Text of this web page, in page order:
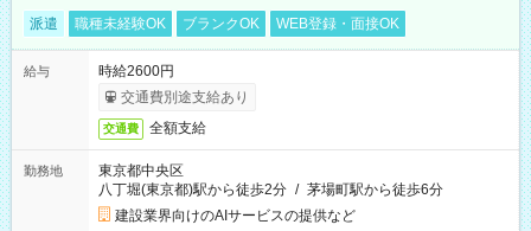
派遣 職種未経験OK ブランクOK WEB登録・面接OK
給与
時給2600円
交通費別途支給あり
交通費 全額支給
勤務地
東京都中央区
八丁堀(東京都)駅から徒歩2分 / 茅場町駅から徒歩6分
建設業界向けのAIサービスの提供など